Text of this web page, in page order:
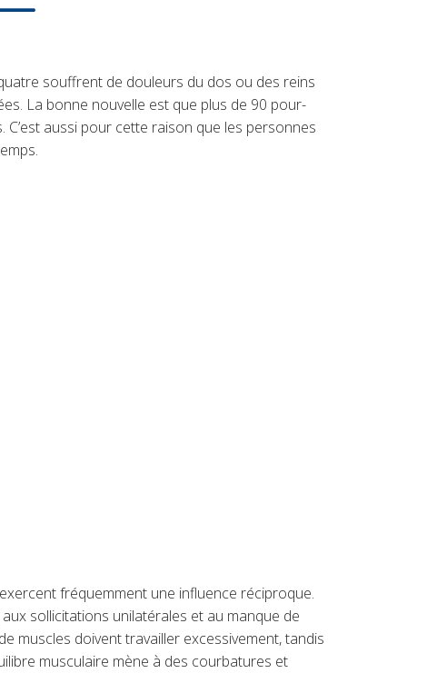
souffrent de douleurs du dos ou des reins
La bonne nouvelle est que plus de 90 pour-
aussi pour cette raison que les personnes
fréquemment une influence réciproque.
sollicitations unilatérales et au manque de
muscles doivent travailler excessivement, tandis
musculaire mène à des courbatures et